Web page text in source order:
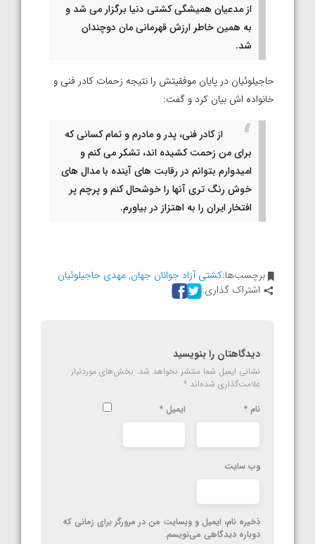
از مدعیان همیشگی کشتی دنیا برگزار می شد و
به همین خاطر ارزش قهرمانی مان دوچندان
شد.
حاجیلوئیان در پایان موفقیتش را نتیجه زحمات کادر فنی و
خانواده اش بیان کرد و گفت:
از کادر فنی، پدر و مادرم و تمام کسانی که
برای من زحمت کشیده اند، تشکر می کنم و
امیدوارم بتوانم در رقابت های آینده با مدال های
خوش رنگ تری آنها را خوشحال کنم و پرچم پر
افتخار ایران را به اهتزاز در بیاورم.
برچسب‌ها:کشتی آزاد جوانان جهان,مهدی حاجیلوئیان
اشتراک گذاری:
دیدگاهتان را بنویسید
نشانی ایمیل شما منتشر نخواهد شد. بخش‌های موردنیاز
علامت‌گذاری شده‌اند *
نام * ایمیل *
وب‌ سایت
ذخیره نام، ایمیل و وبسایت من در مرورگر برای زمانی که
دوباره دیدگاهی می‌نویسم.